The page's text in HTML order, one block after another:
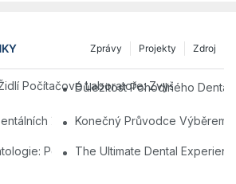
Zdroj
Projekty
Zprávy
Počítačové Laboratoře: Zvyšování
Důležitost Pohodlného
Židlí V Číně: Inovace A Kvalita
Konečný Průvodce Výběrem
Personalizované Moderní Zubní
The Ultimate Dental